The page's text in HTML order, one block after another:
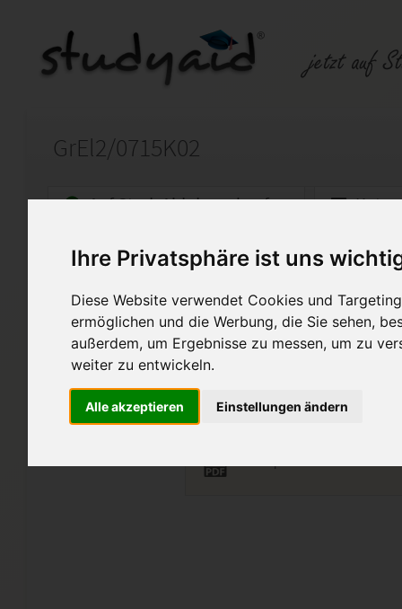
Ihre Privatsphäre ist uns
Diese Website verwendet Cookies und
ermöglichen und die Werbung, die Sie sehen,
außerdem, um Ergebnisse zu messen, um zu
weiter zu entwickeln.
Alle akzeptieren Einstellungen ändern
GrEl2/0715K02
Auf StudyAid.de verkaufen
Startseite Abitur und Hochschule
GrEl2/0715K02
korrigiert vom Fernlehrer, Note 1